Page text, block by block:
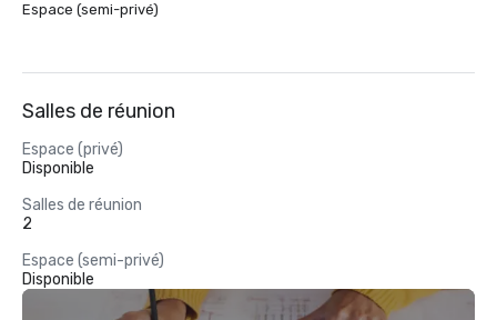
Espace (semi-privé)
Salles de réunion
Espace (privé)
Disponible
Salles de réunion
2
Espace (semi-privé)
Disponible